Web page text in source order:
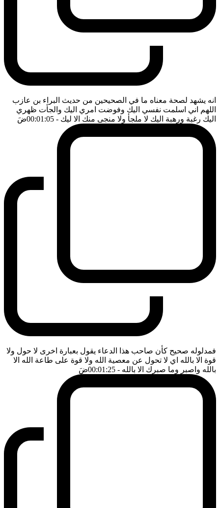
انه يشهد لصحة معناه ما في الصحيحين من حديث البراء بن عازب
اللهم اني اسلمت نفسي اليك وفوضت امري اليك والجأت ظهري
اليك رغبة ورهبة اليك لا ملجأ ولا منجى منك الا ليك - 00:01:05 ضَ
فمدلوله صحيح كأن صاحب هذا الدعاء يقول بعبارة اخرى لا حول ولا
قوة الا بالله اي لا تحول عن معصية الله ولا قوة على طاعة الله الا
بالله واصبر وما صبرك الا بالله - 00:01:25 ضَ